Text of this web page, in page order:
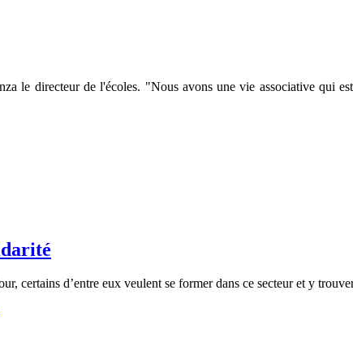
le directeur de l'écoles. "Nous avons une vie associative qui
certains d’entre eux veulent se former dans ce secteur et y